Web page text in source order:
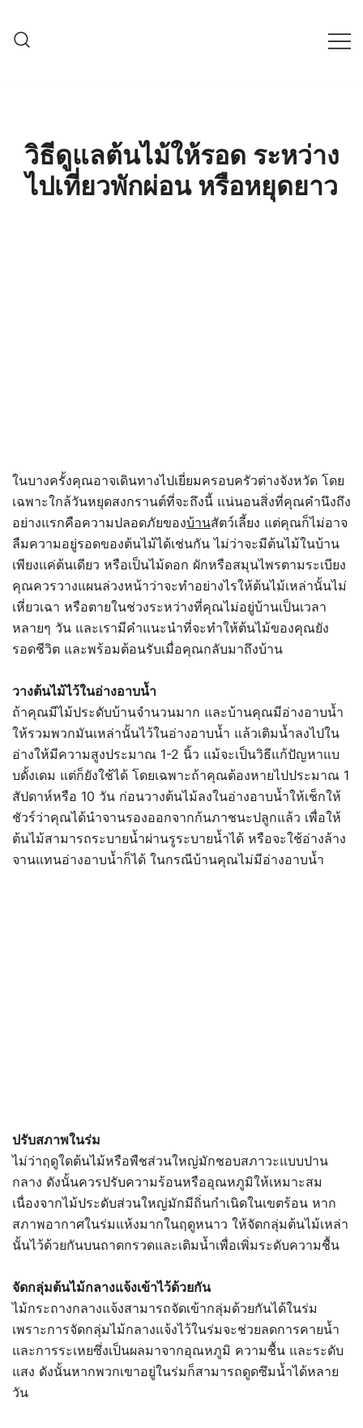
content
วิธีดูแลต้นไม้ให้รอด ระหว่าง
ไปเที่ยวพักผ่อน หรือหยุดยาว
ในบางครั้งคุณอาจเดินทางไปเยี่ยมครอบครัวต่างจังหวัด โดย
เฉพาะใกล้วันหยุดสงกรานต์ที่จะถึงนี้ แน่นอนสิ่งที่คุณคำนึงถึง
อย่างแรกคือความปลอดภัยของบ้านสัตว์เลี้ยง แต่คุณก็ไม่อาจ
ลืมความอยู่รอดของต้นไม้ได้เช่นกัน ไม่ว่าจะมีต้นไม้ในบ้าน
เพียงแค่ต้นเดียว หรือเป็นไม้ดอก ผักหรือสมุนไพรตามระเบียง
คุณควรวางแผนล่วงหน้าว่าจะทำอย่างไรให้ต้นไม้เหล่านั้นไม่
เหี่ยวเฉา หรือตายในช่วงระหว่างที่คุณไม่อยู่บ้านเป็นเวลา
หลายๆ วัน และเรามีคำแนะนำที่จะทำให้ต้นไม้ของคุณยัง
รอดชีวิต และพร้อมต้อนรับเมื่อคุณกลับมาถึงบ้าน
วางต้นไม้ไว้ในอ่างอาบน้ำ
ถ้าคุณมีไม้ประดับบ้านจำนวนมาก และบ้านคุณมีอ่างอาบน้ำ
ให้รวมพวกมันเหล่านั้นไว้ในอ่างอาบน้ำ แล้วเติมน้ำลงไปใน
อ่างให้มีความสูงประมาณ 1-2 นิ้ว แม้จะเป็นวิธีแก้ปัญหาแบ
บดั้งเดม แต่ก็ยังใช้ได้ โดยเฉพาะถ้าคุณต้องหายไปประมาณ 1
สัปดาห์หรือ 10 วัน ก่อนวางต้นไม้ลงในอ่างอาบน้ำให้เช็กให้
ชัวร์ว่าคุณได้นำจานรองออกจากก้นภาชนะปลูกแล้ว เพื่อให้
ต้นไม้สามารถระบายน้ำผ่านรูระบายน้ำได้ หรือจะใช้อ่างล้าง
จานแทนอ่างอาบน้ำก็ได้ ในกรณีบ้านคุณไม่มีอ่างอาบน้ำ
ปรับสภาพในร่ม
ไม่ว่าฤดูใดต้นไม้หรือพืชส่วนใหญ่มักชอบสภาวะแบบปาน
กลาง ดังนั้นควรปรับความร้อนหรืออุณหภูมิให้เหมาะสม
เนื่องจากไม้ประดับส่วนใหญ่มักมีถิ่นกำเนิดในเขตร้อน หาก
สภาพอากาศในร่มแห้งมากในฤดูหนาว ให้จัดกลุ่มต้นไม้เหล่า
นั้นไว้ด้วยกันบนถาดกรวดและเติมน้ำเพื่อเพิ่มระดับความชื้น
จัดกลุ่มต้นไม้กลางแจ้งเข้าไว้ด้วยกัน
ไม้กระถางกลางแจ้งสามารถจัดเข้ากลุ่มด้วยกันได้ในร่ม
เพราะการจัดกลุ่มไม้กลางแจ้งไว้ในร่มจะช่วยลดการคายน้ำ
และการระเหยซึ่งเป็นผลมาจากอุณหภูมิ ความชื้น และระดับ
แสง ดังนั้นหากพวกเขาอยู่ในร่มก็สามารถดูดซึมน้ำได้หลาย
วัน